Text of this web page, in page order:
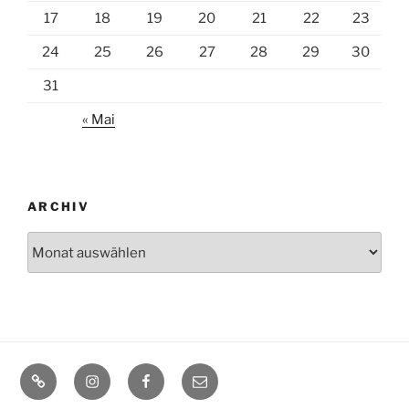
17 18 19 20 21 22 23
24 25 26 27 28 29 30
31
« Mai
ARCHIV
Home InstagramFacebookMail